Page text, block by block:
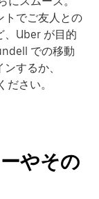
トでご友人との
、Uber が目的
での移動
するか、
さい。
やその